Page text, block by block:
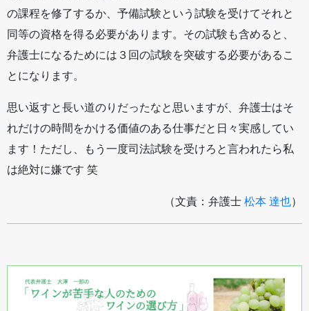
の課程を修了するか、予備試験という試験を受けてそれと
同等の資格を得る必要があります。その試験も含めると、
弁護士になるためには３回の試験を突破する必要があるこ
とになります。
思い返すと長い道のりだったなと思いますが、弁護士はそ
れだけの時間をかける価値のある仕事だと日々実感してい
ます！ただし、もう一度司法試験を受けろと言われたら私
は絶対に嫌です 笑
（文責：弁護士 松本 達也）